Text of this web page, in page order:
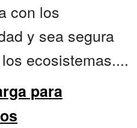
con los
y sea segura
ecosistemas....
para